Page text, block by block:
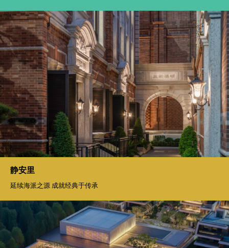
静安里
延续海派之源 成就经典于传承